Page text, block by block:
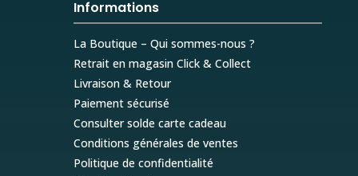
Informations
La Boutique – Qui sommes-nous ?
Retrait en magasin Click & Collect
Livraison & Retour
Paiement sécurisé
Consulter solde carte cadeau
Conditions générales de ventes
Politique de confidentialité